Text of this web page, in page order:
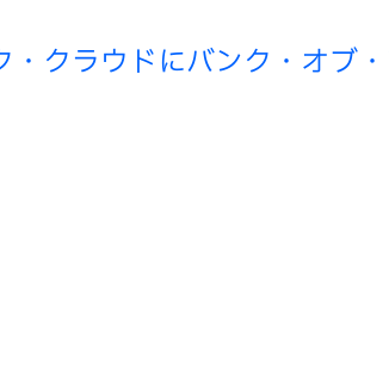
クラウドにバンク・オブ